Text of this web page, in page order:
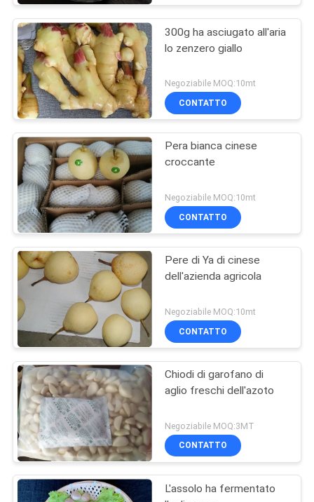
300g ha asciugato all'aria
lo zenzero giallo
Negoziabile MOQ:10mt
CONTATTO
Pera bianca cinese
croccante
Negoziabile MOQ:10mt
CONTATTO
Pere di Ya di cinese
dell'azienda agricola
Negoziabile MOQ:10mt
CONTATTO
Chiodi di garofano di
aglio freschi dell'azoto
Negoziabile MOQ:3MT
CONTATTO
L'assolo ha fermentato